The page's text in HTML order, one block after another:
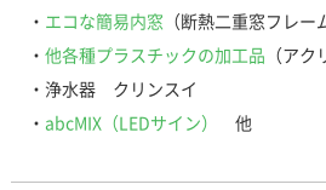
・ エコな簡易内窓 （断熱二重窓フレー
・ 他各種プラスチックの加工品 （ア
・浄水器 クリンスイ
・ abcMIX（LEDサイン） 他